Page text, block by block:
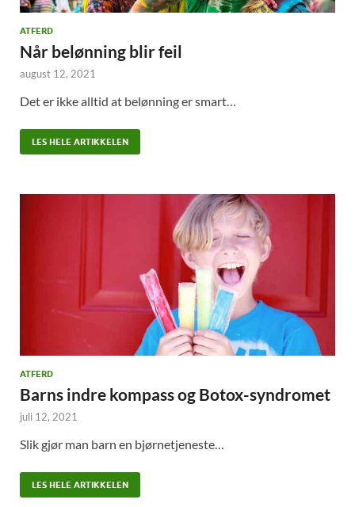
ATFERD
Når belønning blir feil
august 12, 2021
Det er ikke alltid at belønning er smart…
LES HELE ARTIKKELEN
ATFERD
Barns indre kompass og Botox-syndromet
juli 12, 2021
Slik gjør man barn en bjørnetjeneste…
LES HELE ARTIKKELEN